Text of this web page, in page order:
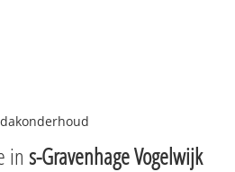
in s-Gravenhage Vogelwijk